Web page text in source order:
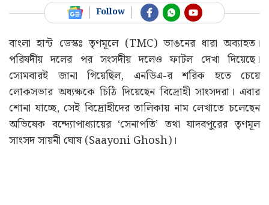
Follow
বাংলা হান্ট ডেস্কঃ তৃণমূলে (TMC) ভাঙনের ধারা অব্যাহত।
পরিষদীয় দলের পর সংসদীয় দলেও ফাটল দেখা দিয়েছে।
সোমবারই জানা গিয়েছিল, এনডিএ-র শরিক হতে চেয়ে
লোকসভার অধ্যক্ষকে চিঠি দিয়েছেন বিদ্রোহী সাংসদরা। এবার
শোনা যাচ্ছে, সেই বিদ্রোহীদের তালিকায় নাম লেখাতে চলেছেন
অভিষেক বন্দ্যোপাধ্যায়ের ‘সেনাপতি’ তথা যাদবপুরের তৃণমূল
সাংসদ সায়নী ঘোষ (Saayoni Ghosh)।